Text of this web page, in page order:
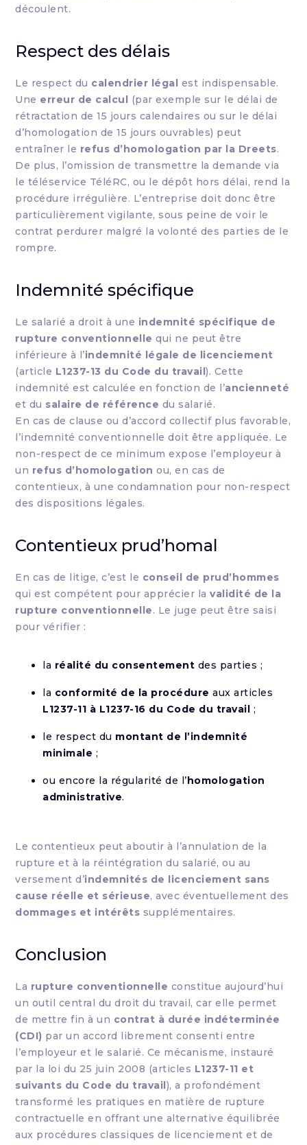
découlent.
Respect des délais
Le respect du calendrier légal est indispensable.
Une erreur de calcul (par exemple sur le délai de
rétractation de 15 jours calendaires ou sur le délai
d’homologation de 15 jours ouvrables) peut
entraîner le refus d’homologation par la Dreets.
De plus, l’omission de transmettre la demande via
le téléservice TéléRC, ou le dépôt hors délai, rend la
procédure irrégulière. L’entreprise doit donc être
particulièrement vigilante, sous peine de voir le
contrat perdurer malgré la volonté des parties de le
rompre.
Indemnité spécifique
Le salarié a droit à une indemnité spécifique de
rupture conventionnelle qui ne peut être
inférieure à l’indemnité légale de licenciement
(article L1237-13 du Code du travail). Cette
indemnité est calculée en fonction de l’ancienneté
et du salaire de référence du salarié.
En cas de clause ou d’accord collectif plus favorable,
l’indemnité conventionnelle doit être appliquée. Le
non-respect de ce minimum expose l’employeur à
un refus d’homologation ou, en cas de
contentieux, à une condamnation pour non-respect
des dispositions légales.
Contentieux prud’homal
En cas de litige, c’est le conseil de prud’hommes
qui est compétent pour apprécier lavalidité de la
rupture conventionnelle. Le juge peut être saisi
pour vérifier :
la réalité du consentement des parties ;
la conformité de la procédure aux articles
L1237-11 à L1237-16 du Code du travail ;
le respect du montant de l’indemnité
minimale ;
ou encore la régularité de l’homologation
administrative.
Le contentieux peut aboutir à l’annulation de la
rupture et à la réintégration du salarié, ou au
versement d’indemnités de licenciement sans
cause réelle et sérieuse, avec éventuellement des
dommages et intérêts supplémentaires.
Conclusion
La rupture conventionnelle constitue aujourd’hui
un outil central du droit du travail, car elle permet
de mettre fin à un contrat à durée indéterminée
(CDI) par un accord librement consenti entre
l’employeur et le salarié. Ce mécanisme, instauré
par la loi du 25 juin 2008 (articles L1237-11 et
suivants du Code du travail), a profondément
transformé les pratiques en matière de rupture
contractuelle en offrant une alternative équilibrée
aux procédures classiques de licenciement et de